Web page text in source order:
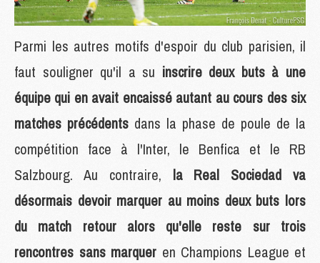
Parmi les autres motifs d'espoir du club parisien, il
faut souligner qu'il a su inscrire deux buts à une
équipe qui en avait encaissé autant au cours des six
matches précédents dans la phase de poule de la
compétition face à l'Inter, le Benfica et le RB
Salzbourg. Au contraire, la Real Sociedad va
désormais devoir marquer au moins deux buts lors
du match retour alors qu'elle reste sur trois
rencontres sans marquer en Champions League et